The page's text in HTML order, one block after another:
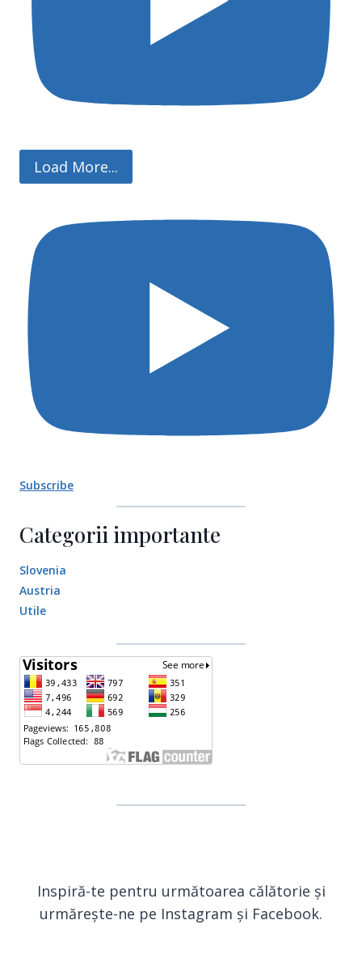
Load More...
Subscribe
Categorii importante
Slovenia
Austria
Utile
Inspiră-te pentru următoarea călătorie și
urmărește-ne pe Instagram și Facebook.